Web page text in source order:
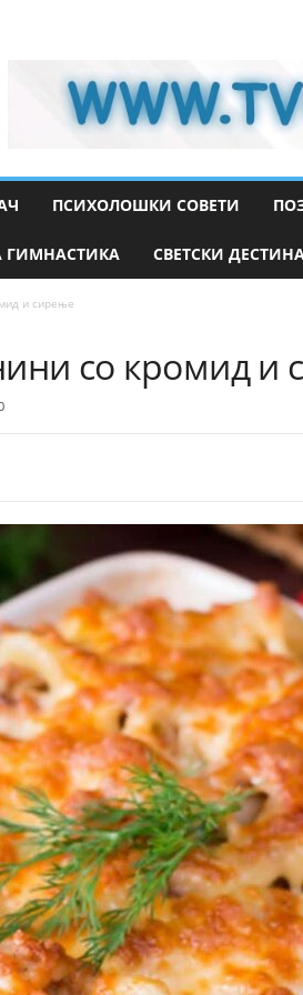
ПСИХОЛОШКИ СОВЕТИ
ГИМНАСТИКА СВЕТСКИ
и сирење
со кромид и